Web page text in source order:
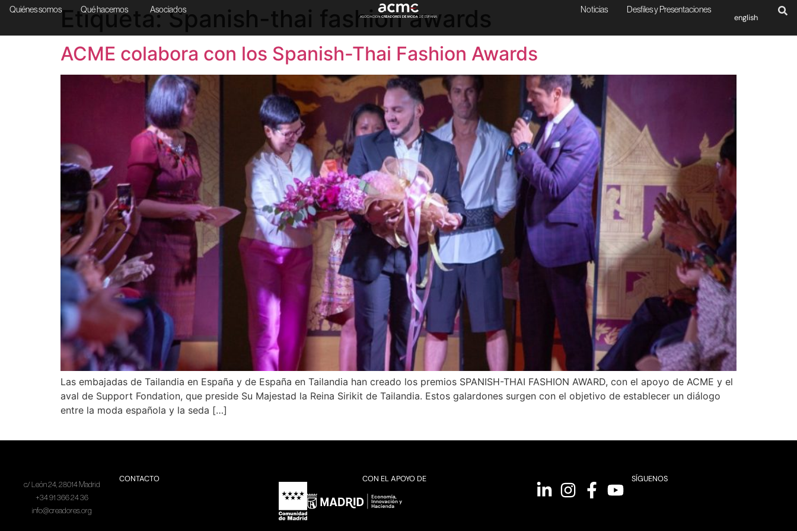
Quiénes somos Qué hacemos Asociados Noticias Desfiles y Presentaciones
english
Etiqueta:Spanish-thai fashion awards
ACME colabora con los Spanish-Thai Fashion Awards
Las embajadas de Tailandia en España y de España en Tailandia han creado los premios SPANISH-THAI FASHION AWARD, con el apoyo de ACME y el
aval de Support Fondation, que preside Su Majestad la Reina Sirikit de Tailandia. Estos galardones surgen con el objetivo de establecer un diálogo
entre la moda española y la seda […]
CONTACTO
c/ León 24, 28014 Madrid
+34 91 366 24 36
info@creadores.org
CON EL APOYO DE SÍGUENOS